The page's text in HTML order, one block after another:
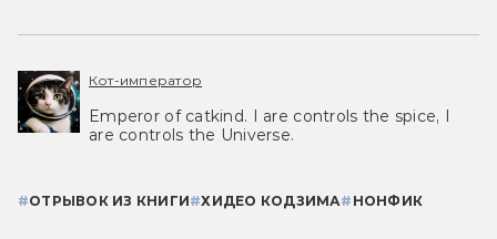
Кот-император
Emperor of catkind. I are controls the spice, I
are controls the Universe.
#ОТРЫВОК ИЗ КНИГИ#ХИДЕО КОДЗИМА# НОНФИК